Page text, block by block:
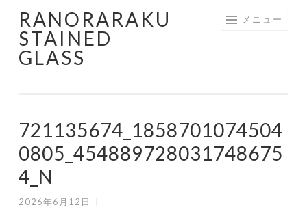
コ
ン
テ
ス
キ
プ
RANORARAKU
STAINED
GLASS
メニュー
721135674_1858701074504
0805_454889728031748675
4_N
2026年6月12日